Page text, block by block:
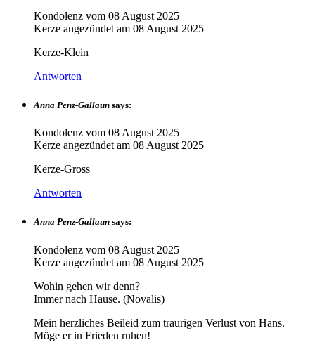
Kondolenz vom 08 August 2025
Kerze angezündet am 08 August 2025
Kerze-Klein
Antworten
Anna Penz-Gallaun says:
Kondolenz vom 08 August 2025
Kerze angezündet am 08 August 2025
Kerze-Gross
Antworten
Anna Penz-Gallaun says:
Kondolenz vom 08 August 2025
Kerze angezündet am 08 August 2025
Wohin gehen wir denn?
Immer nach Hause. (Novalis)
Mein herzliches Beileid zum traurigen Verlust von Hans.
Möge er in Frieden ruhen!